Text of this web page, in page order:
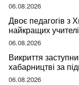
06.08.2026
Двоє педагогів з
найкращих
06.08.2026
Викриття
хабарництві за
06.08.2026